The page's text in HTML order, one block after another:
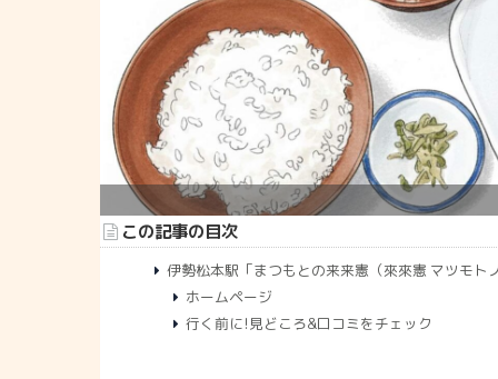
この記事の目次
伊勢松本駅「まつもとの来来憲（來來憲 マツモト
ホームページ
行く前に!見どころ&口コミをチェック